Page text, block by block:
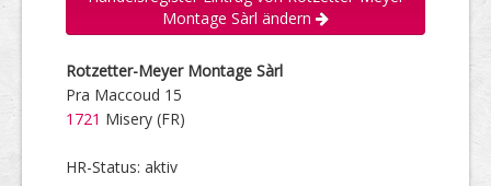
Montage Sàrl ändern
Rotzetter-Meyer Montage Sàrl
Pra Maccoud 15
1721 Misery (FR)
HR-Status: aktiv